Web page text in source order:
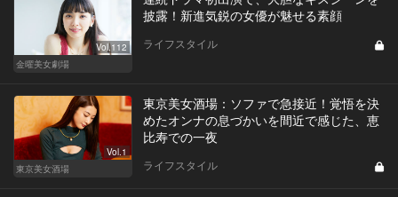
Vol.112
金曜美女劇場
披露！新進気鋭の女優が魅せる素顔
ライフスタイル
Vol.1
東京美女酒場
東京美女酒場：ソファで急接近！覚悟を決
めたオンナの息づかいを間近で感じた、恵
比寿での一夜
ライフスタイル